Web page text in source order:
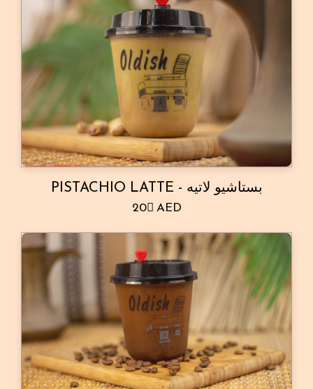
PISTACHIO LATTE - بستاشيو لاتيه
20 ِAED